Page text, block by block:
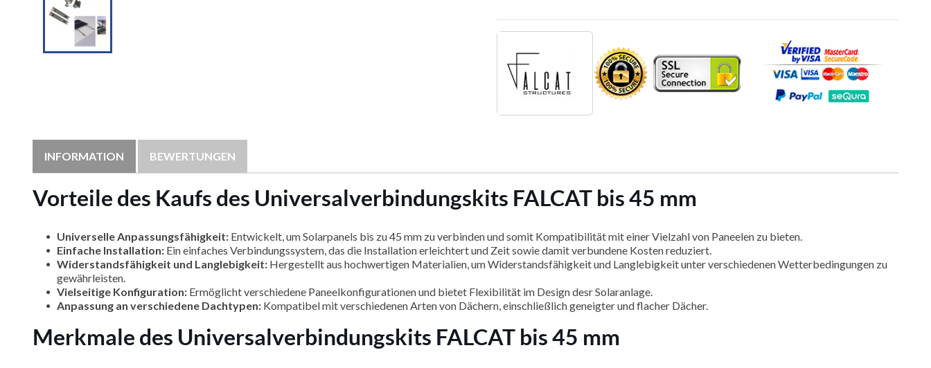
INFORMATION BEWERTUNGEN
Vorteile des Kaufs des Universalverbindungskits FALCAT bis 45 mm
Universelle Anpassungsfähigkeit: Entwickelt, um Solarpanels bis zu 45 mm zu verbinden und somit Kompatibilität mit einer Vielzahl von Paneelen zu bieten.
Einfache Installation: Ein einfaches Verbindungssystem, das die Installation erleichtert und Zeit sowie damit verbundene Kosten reduziert.
Widerstandsfähigkeit und Langlebigkeit: Hergestellt aus hochwertigen Materialien, um Widerstandsfähigkeit und Langlebigkeit unter verschiedenen Wetterbedingungen zu
gewährleisten.
Vielseitige Konfiguration: Ermöglicht verschiedene Paneelkonfigurationen und bietet Flexibilität im Design desr Solaranlage.
Anpassung an verschiedene Dachtypen: Kompatibel mit verschiedenen Arten von Dächern, einschließlich geneigter und flacher Dächer.
Merkmale des Universalverbindungskits FALCAT bis 45 mm